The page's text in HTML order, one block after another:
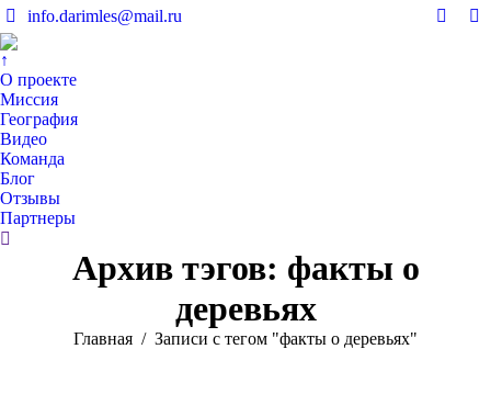
info.darimles@mail.ru
↑
О проекте
Миссия
География
Видео
Команда
Блог
Отзывы
Партнеры
Поиск:
Архив тэгов: факты о
деревьях
Вы здесь:
Главная Записи с тегом "факты о деревьях"